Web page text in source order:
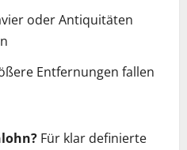
oder Antiquitäten
Entfernungen fallen
Für klar definierte